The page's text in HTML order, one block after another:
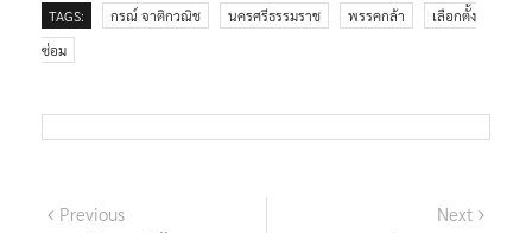
TAGS: กรณ์ จาติกวณิช นครศรีธรรมราช พรรคกล้า
เลือกตั้ง
ซ่อม
Previous Next